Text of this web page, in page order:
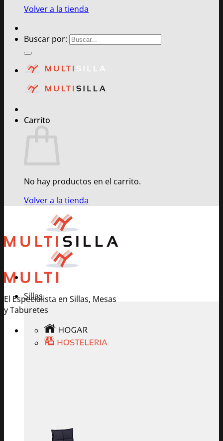
Volver a la tienda
Buscar por:
Carrito
No hay productos en el carrito.
Volver a la tienda
El Especialista en Sillas, Mesas
y Taburetes
Sillas